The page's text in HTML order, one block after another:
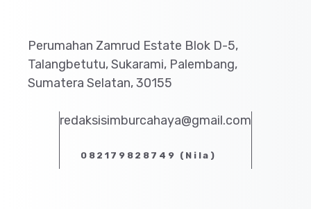
Perumahan Zamrud Estate Blok D-5,
Talangbetutu, Sukarami, Palembang,
Sumatera Selatan, 30155
redaksisimburcahaya@gmail.com
082179828749 (Nila)